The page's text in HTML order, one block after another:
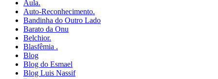
Aula.
Auto-Reconhecimento.
Bandinha do Outro Lado
Barato da Onu
Belchior.
Blasfêmia .
Blog
Blog do Esmael
Blog Luis Nassif